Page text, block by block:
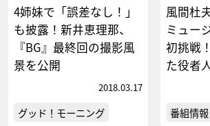
4姉妹で「誤差なし！」
も披露！新井恵理那、
『BG』最終回の撮影風
景を公開
2018.03.17
グッド！モーニング
風間杜
ミュー
初挑戦
た役者
番組情報